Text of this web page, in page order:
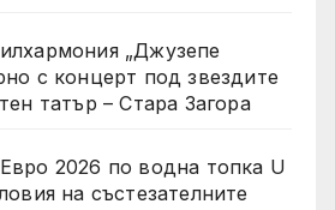
„Джузепе
с концерт под звездите
татър – Стара Загора
2026 по водна топка U
на състезателните